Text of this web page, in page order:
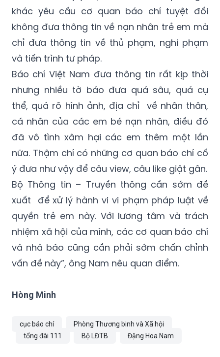
chỉ đưa thông tin về thủ phạm, nghi phạm
và tiến trình tư pháp.
Báo chí Việt Nam đưa thông tin rất kịp thời
nhưng nhiều tờ báo đưa quá sâu, quá cụ
thể, quá rõ hình ảnh, địa chỉ về nhân thân,
cá nhân của các em bé nạn nhân, điều đó
đã vô tình xâm hại các em thêm một lần
nữa. Thậm chí có những cơ quan báo chí cố
ý đưa như vậy để câu view, câu like giật gân.
Bộ Thông tin – Truyền thông cần sớm đề
xuất để xử lý hành vi vi phạm pháp luật về
quyền trẻ em này. Với lương tâm và trách
nhiệm xã hội của mình, các cơ quan báo chí
và nhà báo cũng cần phải sớm chấn chỉnh
vấn đề này”, ông Nam nêu quan điểm.
Hòng Minh
cục báo chí